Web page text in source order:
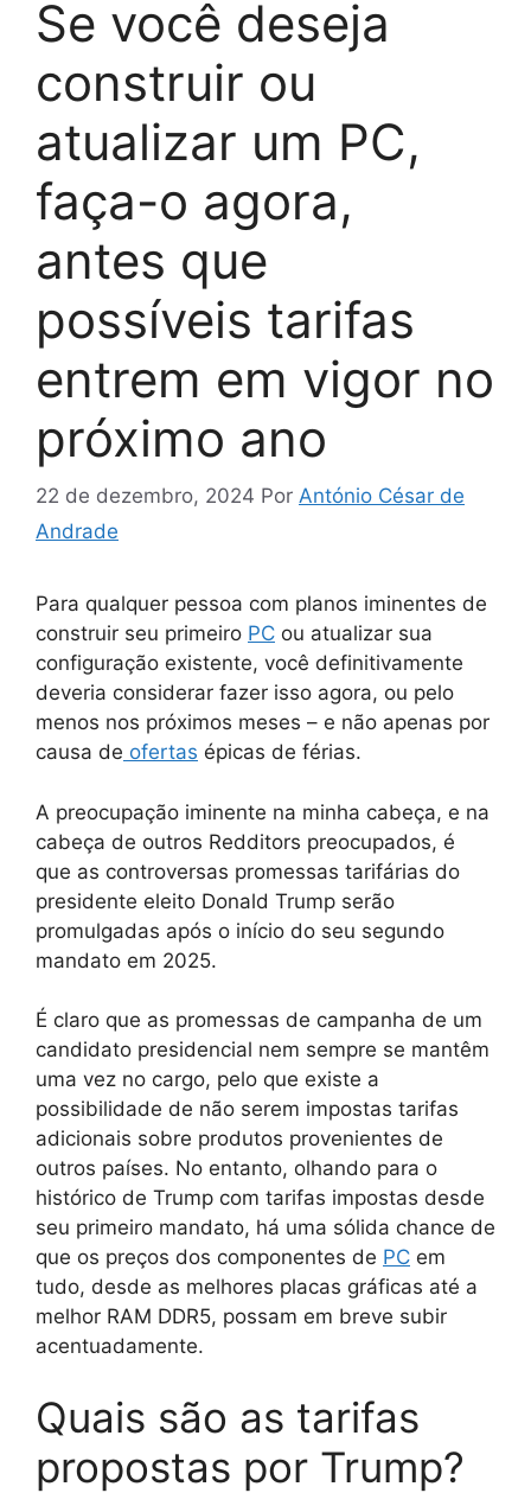
Se você deseja
construir ou
atualizar um PC,
faça-o agora,
antes que
possíveis tarifas
entrem em vigor no
próximo ano
22 de dezembro, 2024 Por António César de
Andrade
Para qualquer pessoa com planos iminentes de
construir seu primeiro PC ou atualizar sua
configuração existente, você definitivamente
deveria considerar fazer isso agora, ou pelo
menos nos próximos meses – e não apenas por
causa de ofertas épicas de férias.
A preocupação iminente na minha cabeça, e na
cabeça de outros Redditors preocupados, é
que as controversas promessas tarifárias do
presidente eleito Donald Trump serão
promulgadas após o início do seu segundo
mandato em 2025.
É claro que as promessas de campanha de um
candidato presidencial nem sempre se mantêm
uma vez no cargo, pelo que existe a
possibilidade de não serem impostas tarifas
adicionais sobre produtos provenientes de
outros países. No entanto, olhando para o
histórico de Trump com tarifas impostas desde
seu primeiro mandato, há uma sólida chance de
que os preços dos componentes de PC em
tudo, desde as melhores placas gráficas até a
melhor RAM DDR5, possam em breve subir
acentuadamente.
Quais são as tarifas
propostas por Trump?